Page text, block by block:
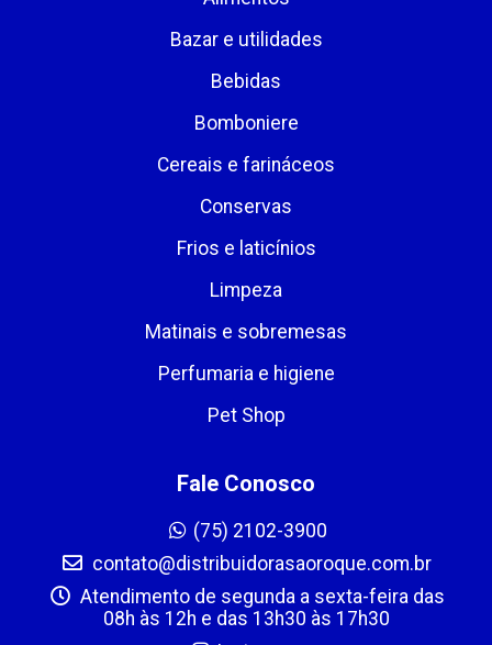
Bazar e utilidades
Bebidas
Bomboniere
Cereais e farináceos
Conservas
Frios e laticínios
Limpeza
Matinais e sobremesas
Perfumaria e higiene
Pet Shop
Fale Conosco
(75) 2102-3900
contato@distribuidorasaoroque.com.br
Atendimento de segunda a sexta-feira das
08h às 12h e das 13h30 às 17h30